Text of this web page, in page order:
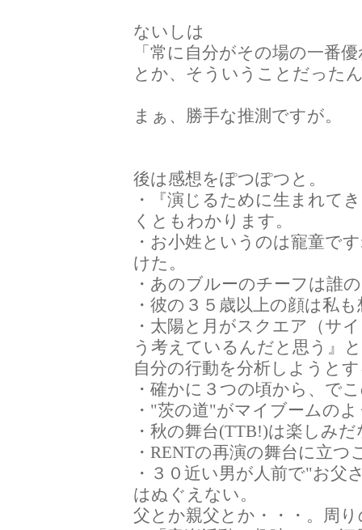
ないしは
「常に自分がその場の一番
とか、そういうことだった
まぁ、勝手な推測ですが。
後は感想をぽつぽつと。
・『演じるために生まれて
くともわかります。
・お小姓というのは寵童で
けた。
・あのブルーのチーフは誰
・彼の３５歳以上の顔は私
・太陽と月がスクエア（サ
う考えているんだと思う』
自分の行動を分析しようと
・確かに３つの頃から、で
・"茨の道"がマイブームの
・秋の舞台(TTB!)は楽しみ
・RENTの再演の舞台に立
・３０近い男が人前で"お
はぬぐえない。
父とか親父とか・・・。周